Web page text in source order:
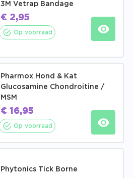
3M Vetrap Bandage
€ 2,95
Op voorraad
Pharmox Hond & Kat
Glucosamine Chondroitine /
MSM
€ 16,95
Op voorraad
Phytonics Tick Borne